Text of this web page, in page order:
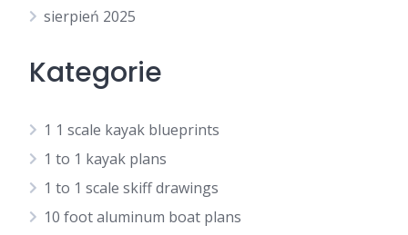
sierpień 2025
Kategorie
1 1 scale kayak blueprints
1 to 1 kayak plans
1 to 1 scale skiff drawings
10 foot aluminum boat plans